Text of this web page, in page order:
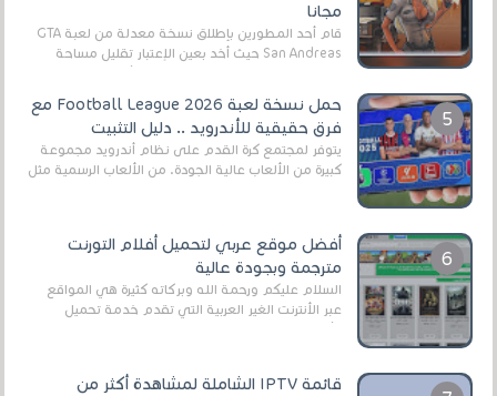
مجانا
قام أحد المطورين بإطلاق نسخة معدلة من لعبة GTA
San Andreas حيث أخد بعين الإعتبار تقليل مساحة
حمل نسخة لعبة Football League 2026 مع
فرق حقيقية للأندرويد .. دليل التثبيت
يتوفر لمجتمع كرة القدم على نظام أندرويد مجموعة
كبيرة من الألعاب عالية الجودة. من الألعاب الرسمية مثل
أفضل موقع عربي لتحميل أفلام التورنت
مترجمة وبجودة عالية
السلام عليكم ورحمة الله وبركاته كثيرة هي المواقع
عبر الأنترنت الغير العربية التي تقدم خدمة تحميل
قائمة IPTV الشاملة لمشاهدة أكثر من